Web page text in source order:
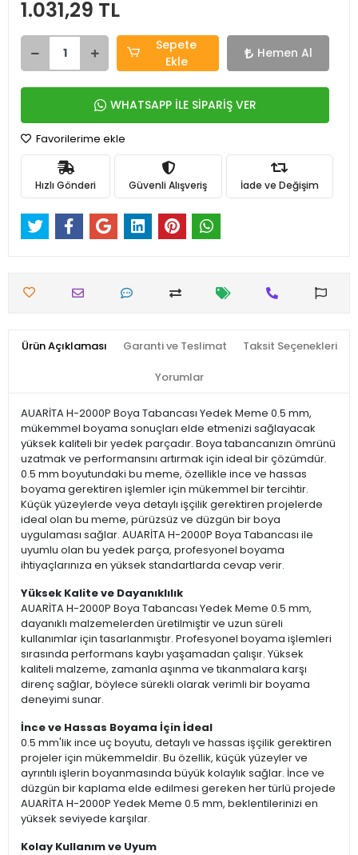
1.031,29 TL
Sepete
Ekle
Hemen Al
WHATSAPP İLE SİPARİŞ VER
Favorilerime ekle
Hızlı Gönderi Güvenli Alışveriş İade ve Değişim
Ürün Açıklaması Garanti ve Teslimat Taksit Seçenekleri
Yorumlar
AUARİTA H-2000P Boya Tabancası Yedek Meme 0.5 mm,
mükemmel boyama sonuçları elde etmenizi sağlayacak
yüksek kaliteli bir yedek parçadır. Boya tabancanızın ömrünü
uzatmak ve performansını artırmak için ideal bir çözümdür.
0.5 mm boyutundaki bu meme, özellikle ince ve hassas
boyama gerektiren işlemler için mükemmel bir tercihtir.
Küçük yüzeylerde veya detaylı işçilik gerektiren projelerde
ideal olan bu meme, pürüzsüz ve düzgün bir boya
uygulaması sağlar. AUARİTA H-2000P Boya Tabancası ile
uyumlu olan bu yedek parça, profesyonel boyama
ihtiyaçlarınıza en yüksek standartlarda cevap verir.
Yüksek Kalite ve Dayanıklılık
AUARİTA H-2000P Boya Tabancası Yedek Meme 0.5 mm,
dayanıklı malzemelerden üretilmiştir ve uzun süreli
kullanımlar için tasarlanmıştır. Profesyonel boyama işlemleri
sırasında performans kaybı yaşamadan çalışır. Yüksek
kaliteli malzeme, zamanla aşınma ve tıkanmalara karşı
direnç sağlar, böylece sürekli olarak verimli bir boyama
deneyimi sunar.
İnce ve Hassas Boyama İçin İdeal
0.5 mm'lik ince uç boyutu, detaylı ve hassas işçilik gerektiren
projeler için mükemmeldir. Bu özellik, küçük yüzeyler ve
ayrıntılı işlerin boyanmasında büyük kolaylık sağlar. İnce ve
düzgün bir kaplama elde edilmesi gereken her türlü projede
AUARİTA H-2000P Yedek Meme 0.5 mm, beklentilerinizi en
yüksek seviyede karşılar.
Kolay Kullanım ve Uyum